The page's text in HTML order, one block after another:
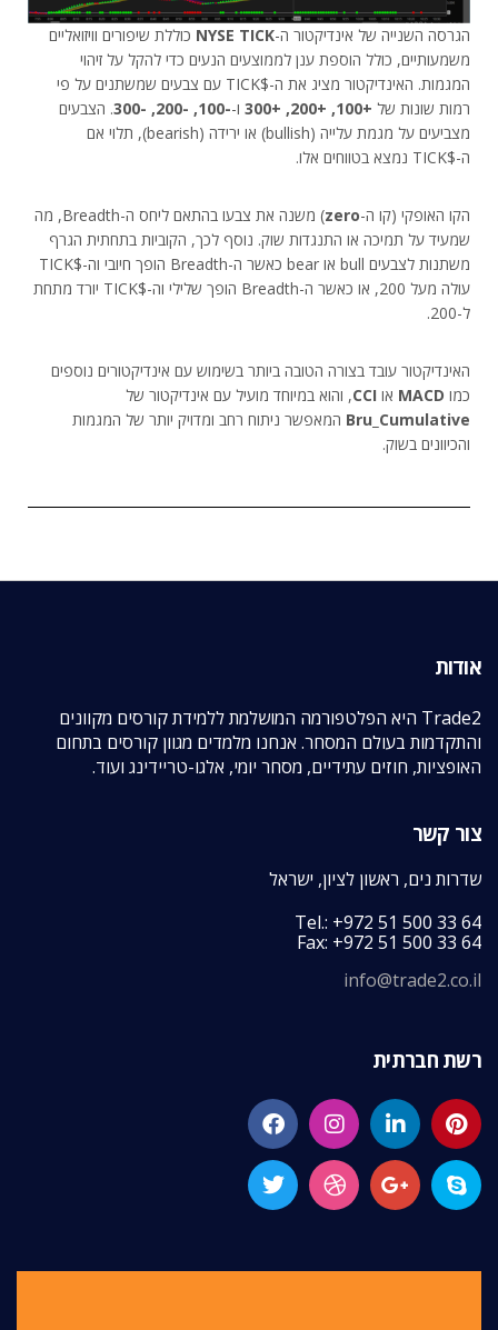
הגרסה השנייה של אינדיקטור ה-NYSE TICK כוללת שיפורים וויזואליים
משמעותיים, כולל הוספת ענן לממוצעים הנעים כדי להקל על זיהוי
המגמות. האינדיקטור מציג את ה-$TICK עם צבעים שמשתנים על פי
רמות שונות של +100, +200, +300 ו--100, -200, -300
. הצבעים
מצביעים על מגמת עלייה (bullish) או ירידה (bearish), תלוי אם
ה-$TICK נמצא בטווחים אלו.
הקו האופקי (קו ה-zero
) משנה את צבעו בהתאם ליחס ה-Breadth, מה
שמעיד על תמיכה או התנגדות שוק. נוסף לכך, הקוביות בתחתית הגרף
משתנות לצבעים bull או bear כאשר ה-Breadth הופך חיובי וה-$TICK
עולה מעל 200, או כאשר ה-Breadth הופך שלילי וה-$TICK יורד מתחת
ל-200.
האינדיקטור עובד בצורה הטובה ביותר בשימוש עם אינדיקטורים נוספים
כמו MACD או CCI, והוא במיוחד מועיל עם אינדיקטור של
Bru_Cumulative המאפשר ניתוח רחב ומדויק יותר של המגמות
והכיוונים בשוק.
אודות
Trade2 היא הפלטפורמה המושלמת ללמידת קורסים מקוונים
והתקדמות בעולם המסחר. אנחנו מלמדים מגוון קורסים בתחום
האופציות, חוזים עתידיים, מסחר יומי, אלגו-טריידינג ועוד.
צור קשר
שדרות נים, ראשון לציון, ישראל
Tel.: +972 51 500 33 64
Fax: +972 51 500 33 64
info@trade2.co.il
רשת חברתית